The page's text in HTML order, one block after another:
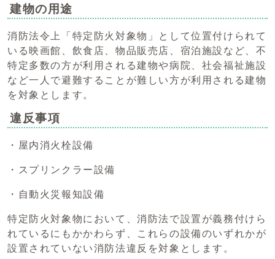
建物の用途
消防法令上「特定防火対象物」として位置付けられて
いる映画館、飲食店、物品販売店、宿泊施設など、不
特定多数の方が利用される建物や病院、社会福祉施設
など一人で避難することが難しい方が利用される建物
を対象とします。
違反事項
・屋内消火栓設備
・スプリンクラー設備
・自動火災報知設備
特定防火対象物において、消防法で設置が義務付けら
れているにもかかわらず、これらの設備のいずれかが
設置されていない消防法違反を対象とします。